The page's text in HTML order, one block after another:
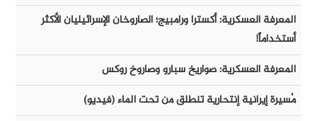
المعرفة العسكرية: أكسترا ورامبيج؛ الصاروخان الإسرائيليان الأكثر
أستخداماً!
المعرفة العسكرية: صواريخ سبارو وصاروخ روكس
مُسيرة إيرانية إنتحارية تنطلق من تحت الماء (فيديو)